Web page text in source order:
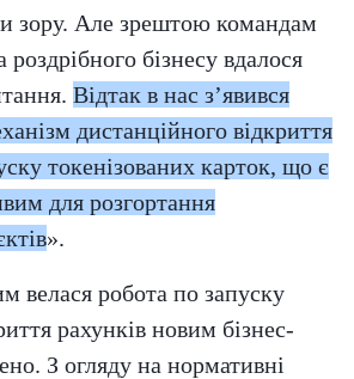
зору. Але зрештою командам
бізнесу вдалося
Відтак в нас з’явився
дистанційного відкриття
токенізованих карток, що є
для розгортання
».
велася робота по запуску
рахунків новим бізнес-
З огляду на нормативні